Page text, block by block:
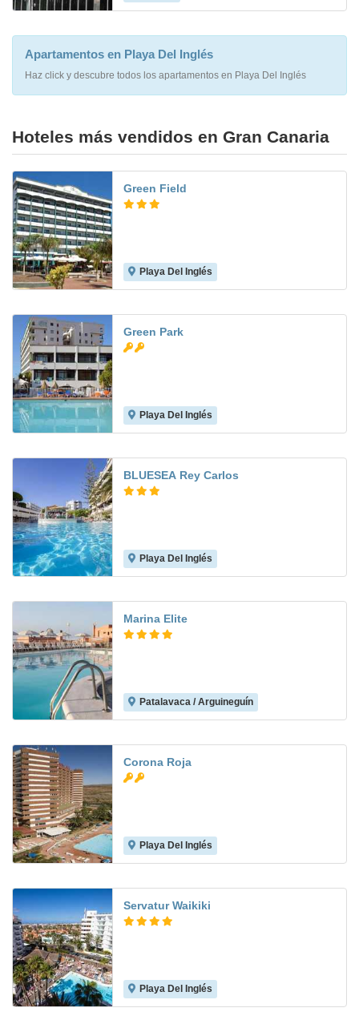
Apartamentos en Playa Del Inglés
Haz click y descubre todos los apartamentos en Playa Del Inglés
Hoteles más vendidos en Gran Canaria
Green Field
Playa Del Inglés
Green Park
Playa Del Inglés
BLUESEA Rey Carlos
Playa Del Inglés
Marina Elite
Patalavaca / Arguineguín
Corona Roja
Playa Del Inglés
Servatur Waikiki
Playa Del Inglés